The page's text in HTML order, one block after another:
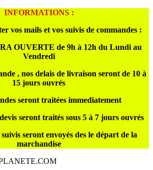
INFORMATIONS :
vos mails et vos suivis de commandes :
OUVERTE de 9h à 12h du Lundi au
Vendredi
, nos delais de livraison seront de 10 à
15 jours ouvrés
seront traitées immediatement
seront traités sous 5 à 7 jours ouvrés
seront envoyés des le départ de la
marchandise